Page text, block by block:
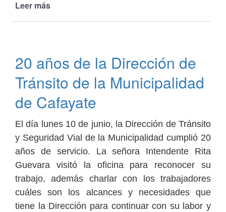
Leer más
el
Municipio
y
Concejales
por
inauguración
de
Delegación
de
Policía
Vial
en
Cafayate
20 años de la Dirección de
Tránsito de la Municipalidad
de Cafayate
El día lunes 10 de junio, la Dirección de Tránsito
y Seguridad Vial de la Municipalidad cumplió 20
años de servicio. La señora Intendente Rita
Guevara visitó la oficina para reconocer su
trabajo, además charlar con los trabajadores
cuáles son los alcances y necesidades que
tiene la Dirección para continuar con su labor y